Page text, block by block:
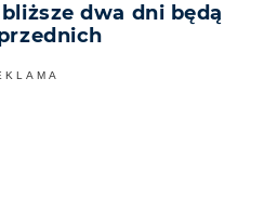
dwa dni będą